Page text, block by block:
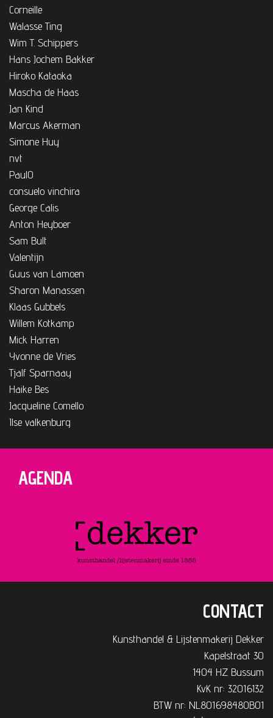
Corneille
Walasse Ting
Wim T. Schippers
Hans Jochem Bakker
Hiroko Kataoka
Mascha de Haas
Jan Kind
Marcus Akerman
Simone Huy
nvt
PaulO
consuelo vinchira
George Calis
Anton Heyboer
Sam Bult
Valentijn
Guus van Lamoen
Sharon Manassen
Klaas Gubbels
Willem Kotkamp
Mick Harren
Yvonne de Vries
Tjalf Sparnaay
Haike Bes
Jacqueline Comello
Ilse valkenburg
AGENDA
CONTACT
Kunsthandel & Lijstenmakerij Dekker
Kapelstraat 30
1404 HZ Bussum
KvK nr: 32016132
BTW nr: NL801698480B01